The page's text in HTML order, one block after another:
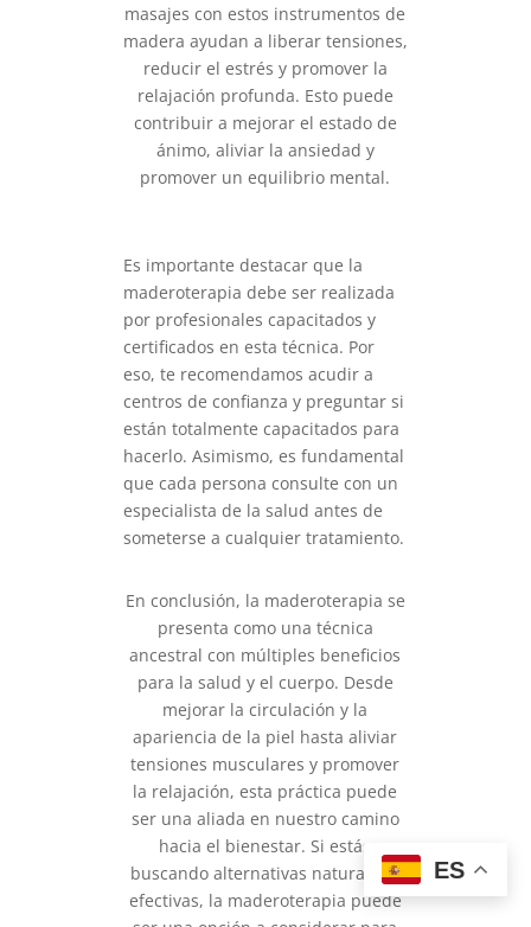
masajes con estos instrumentos de
madera ayudan a liberar tensiones,
reducir el estrés y promover la
relajación profunda. Esto puede
contribuir a mejorar el estado de
ánimo, aliviar la ansiedad y
promover un equilibrio mental.
Es importante destacar que la
maderoterapia debe ser realizada
por profesionales capacitados y
certificados en esta técnica. Por
eso, te recomendamos acudir a
centros de confianza y preguntar si
están totalmente capacitados para
hacerlo. Asimismo, es fundamental
que cada persona consulte con un
especialista de la salud antes de
someterse a cualquier tratamiento.
En conclusión, la maderoterapia se
presenta como una técnica
ancestral con múltiples beneficios
para la salud y el cuerpo. Desde
mejorar la circulación y la
apariencia de la piel hasta aliviar
tensiones musculares y promover
la relajación, esta práctica puede
ser una aliada en nuestro camino
hacia el bienestar. Si estás
buscando alternativas naturales y
efectivas, la maderoterapia puede
ES